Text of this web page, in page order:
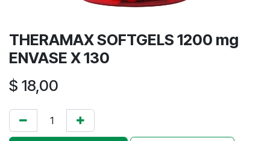
THERAMAX SOFTGELS 1200 mg
ENVASE X 130
$ 18,00